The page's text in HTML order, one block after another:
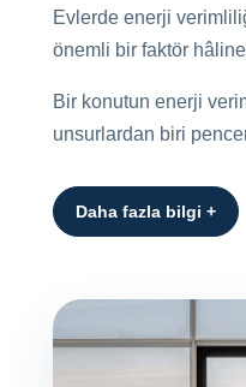
Evlerde enerji
önemli bir faktör
Bir konutun enerji
unsurlardan biri
Daha fazla bilgi +